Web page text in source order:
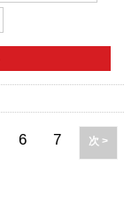
6 7 次 >